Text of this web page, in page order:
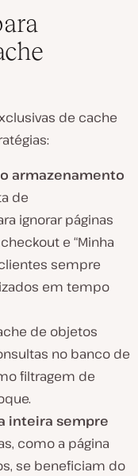
de cache
armazenamento
de
ignorar páginas
e “Minha
sempre
em tempo
de objetos
no banco de
filtragem de
inteira sempre
como a página
se beneficiam do